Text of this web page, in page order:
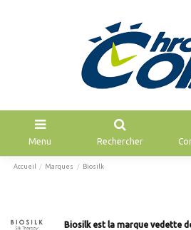
Menu Rechercher
Accueil Marques Biosilk
Biosilk est la marque vedette de